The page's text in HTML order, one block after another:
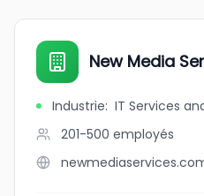
New Media
Industrie: IT Services
201-500 employés